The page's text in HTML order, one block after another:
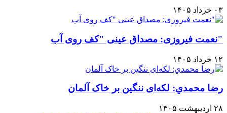
۰۳ خرداد ۱۴۰۵
"نعمت فیروزی: مصداق عینی "کف روی آب
۱۲ خرداد ۱۴۰۵
رضا محمدي: لکه‌ای ننگین بر خاک آلمان
۲۸ اردیبهشت ۱۴۰۵